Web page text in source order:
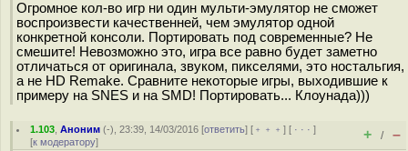
Огромное кол-во игр ни один мульти-эмулятор не сможет
воспроизвести качественней, чем эмулятор одной
конкретной консоли. Портировать под современные? Не
смешите! Невозможно это, игра все равно будет заметно
отличаться от оригинала, звуком, пикселями, это ностальгия,
а не HD Remake. Сравните некоторые игры, выходившие к
примеру на SNES и на SMD! Портировать... Клоунада)))
1.103 ,Аноним (-), 23:39, 14/03/2016 [ответить] [ ﹢﹢﹢] [ · · ·]
[к модератору] + / –